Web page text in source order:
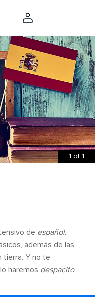
1 of 1
de español.
además de las
tierra. Y no te
haremos despacito.